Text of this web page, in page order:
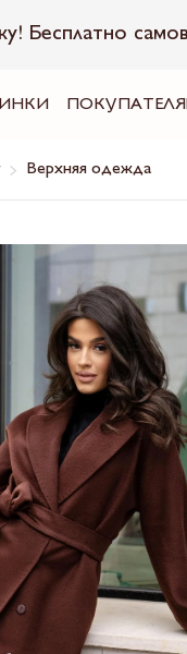
Бесплатно
Верхняя одежда